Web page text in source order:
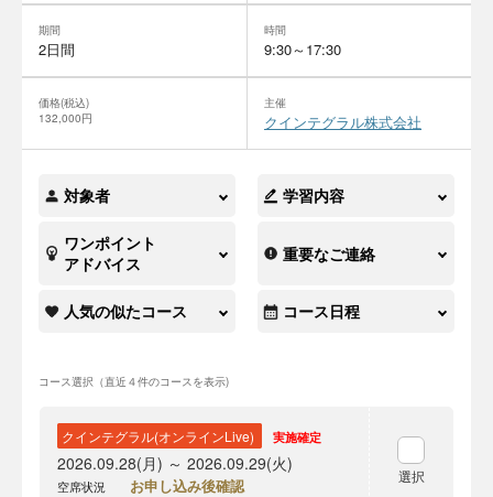
期間
2日間
時間
9:30～17:30
価格(税込)
132,000円
主催
クインテグラル株式会社
対象者 学習内容
ワンポイント
アドバイス
重要なご連絡
人気の似たコース コース日程
コース選択（直近４件のコースを表示)
クインテグラル(オンラインLive) 実施確定
2026.09.28(月) ～ 2026.09.29(火)
空席状況 お申し込み後確認 選択